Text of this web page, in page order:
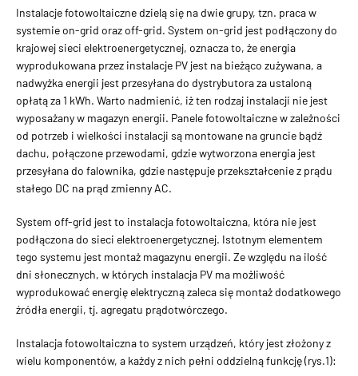
Instalacje fotowoltaiczne dzielą się na dwie grupy, tzn. praca w
systemie on-grid oraz off-grid. System on-grid jest podłączony do
krajowej sieci elektroenergetycznej, oznacza to, że energia
wyprodukowana przez instalacje PV jest na bieżąco zużywana, a
nadwyżka energii jest przesyłana do dystrybutora za ustaloną
opłatą za 1 kWh. Warto nadmienić, iż ten rodzaj instalacji nie jest
wyposażany w magazyn energii. Panele fotowoltaiczne w zależności
od potrzeb i wielkości instalacji są montowane na gruncie bądź
dachu, połączone przewodami, gdzie wytworzona energia jest
przesyłana do falownika, gdzie następuje przekształcenie z prądu
stałego DC na prąd zmienny AC.
System off-grid jest to instalacja fotowoltaiczna, która nie jest
podłączona do sieci elektroenergetycznej. Istotnym elementem
tego systemu jest montaż magazynu energii. Ze względu na ilość
dni słonecznych, w których instalacja PV ma możliwość
wyprodukować energię elektryczną zaleca się montaż dodatkowego
źródła energii, tj. agregatu prądotwórczego.
Instalacja fotowoltaiczna to system urządzeń, który jest złożony z
wielu komponentów, a każdy z nich pełni oddzielną funkcję (rys.1):